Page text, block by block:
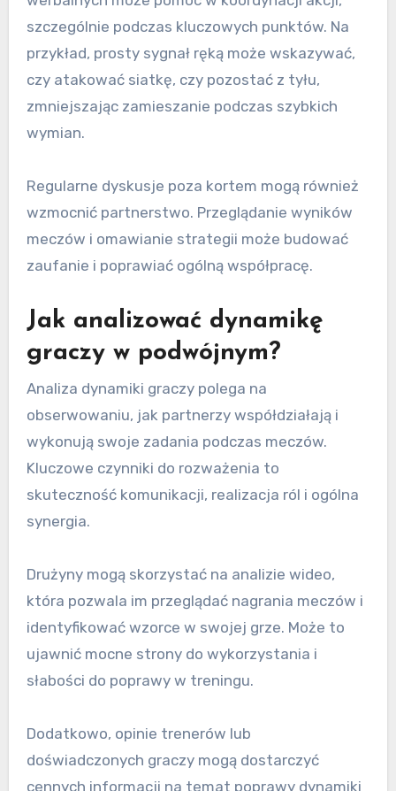
szczególnie podczas kluczowych punktów. Na
przykład, prosty sygnał ręką może wskazywać,
czy atakować siatkę, czy pozostać z tyłu,
zmniejszając zamieszanie podczas szybkich
wymian.
Regularne dyskusje poza kortem mogą również
wzmocnić partnerstwo. Przeglądanie wyników
meczów i omawianie strategii może budować
zaufanie i poprawiać ogólną współpracę.
Jak analizować dynamikę
graczy w podwójnym?
Analiza dynamiki graczy polega na
obserwowaniu, jak partnerzy współdziałają i
wykonują swoje zadania podczas meczów.
Kluczowe czynniki do rozważenia to
skuteczność komunikacji, realizacja ról i ogólna
synergia.
Drużyny mogą skorzystać na analizie wideo,
która pozwala im przeglądać nagrania meczów i
identyfikować wzorce w swojej grze. Może to
ujawnić mocne strony do wykorzystania i
słabości do poprawy w treningu.
Dodatkowo, opinie trenerów lub
doświadczonych graczy mogą dostarczyć
cennych informacji na temat poprawy dynamiki